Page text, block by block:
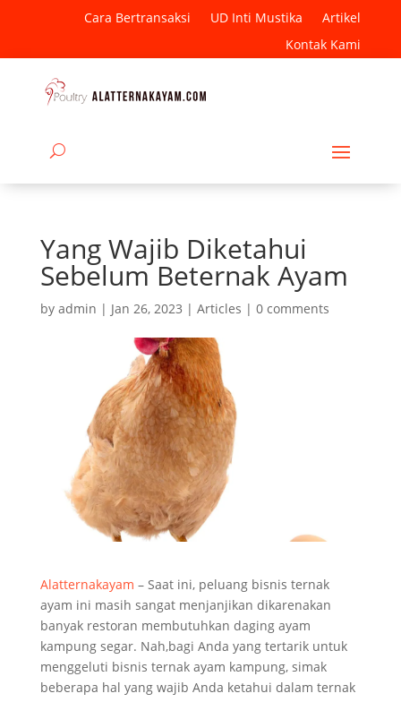
Cara Bertransaksi UD Inti Mustika
Artikel
Kontak Kami
Yang Wajib Diketahui
Sebelum Beternak Ayam
by admin | Jan 26, 2023 | Articles | 0 comments
Alatternakayam – Saat ini, peluang bisnis ternak
ayam ini masih sangat menjanjikan dikarenakan
banyak restoran membutuhkan daging ayam
kampung segar. Nah,bagi Anda yang tertarik untuk
menggeluti bisnis ternak ayam kampung, simak
beberapa hal yang wajib Anda ketahui dalam ternak